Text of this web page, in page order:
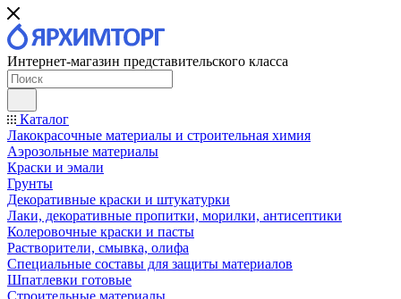
Интернет-магазин представительского класса
Каталог
Лакокрасочные материалы и строительная химия
Аэрозольные материалы
Краски и эмали
Грунты
Декоративные краски и штукатурки
Лаки, декоративные пропитки, морилки, антисептики
Колеровочные краски и пасты
Растворители, смывка, олифа
Специальные составы для защиты материалов
Шпатлевки готовые
Строительные материалы